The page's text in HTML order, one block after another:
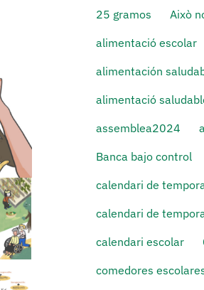
25 gramos
Això
alimentació escolar
alimentación
alimentació
assemblea2024
Banca bajo control
calendari de
calendari de
calendari escolar
comedores